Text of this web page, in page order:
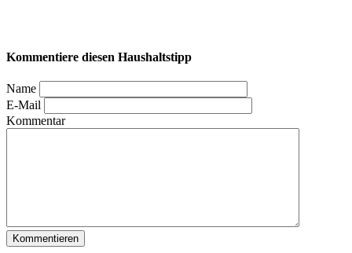
Kommentiere diesen Haushaltstipp
Name
E-Mail
Kommentar